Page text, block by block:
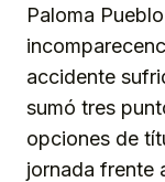
Paloma
accidente
sumó tres
opciones de
jornada frente